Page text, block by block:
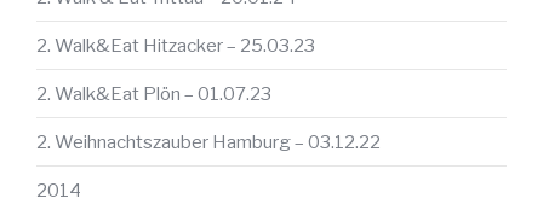
2. Walk&Eat Hitzacker – 25.03.23
2. Walk&Eat Plön – 01.07.23
2. Weihnachtszauber Hamburg – 03.12.22
2014